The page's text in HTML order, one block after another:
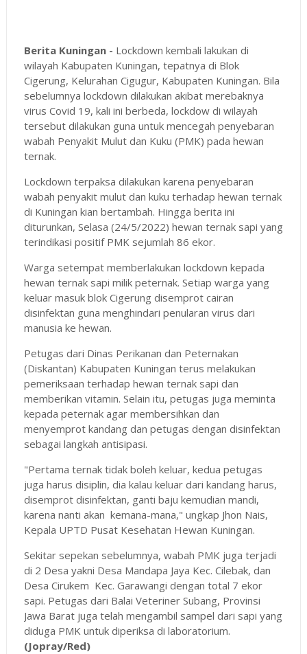
Berita Kuningan - Lockdown kembali lakukan di
wilayah Kabupaten Kuningan, tepatnya di Blok
Cigerung, Kelurahan Cigugur, Kabupaten Kuningan. Bila
sebelumnya lockdown dilakukan akibat merebaknya
virus Covid 19, kali ini berbeda, lockdow di wilayah
tersebut dilakukan guna untuk mencegah penyebaran
wabah Penyakit Mulut dan Kuku (PMK) pada hewan
ternak.
Lockdown terpaksa dilakukan karena penyebaran
wabah penyakit mulut dan kuku terhadap hewan ternak
di Kuningan kian bertambah. Hingga berita ini
diturunkan, Selasa (24/5/2022) hewan ternak sapi yang
terindikasi positif PMK sejumlah 86 ekor.
Warga setempat memberlakukan lockdown kepada
hewan ternak sapi milik peternak. Setiap warga yang
keluar masuk blok Cigerung disemprot cairan
disinfektan guna menghindari penularan virus dari
manusia ke hewan.
Petugas dari Dinas Perikanan dan Peternakan
(Diskantan) Kabupaten Kuningan terus melakukan
pemeriksaan terhadap hewan ternak sapi dan
memberikan vitamin. Selain itu, petugas juga meminta
kepada peternak agar membersihkan dan
menyemprot kandang dan petugas dengan disinfektan
sebagai langkah antisipasi.
"Pertama ternak tidak boleh keluar, kedua petugas
juga harus disiplin, dia kalau keluar dari kandang harus,
disemprot disinfektan, ganti baju kemudian mandi,
karena nanti akan kemana-mana," ungkap Jhon Nais,
Kepala UPTD Pusat Kesehatan Hewan Kuningan.
Sekitar sepekan sebelumnya, wabah PMK juga terjadi
di 2 Desa yakni Desa Mandapa Jaya Kec. Cilebak, dan
Desa Cirukem Kec. Garawangi dengan total 7 ekor
sapi. Petugas dari Balai Veteriner Subang, Provinsi
Jawa Barat juga telah mengambil sampel dari sapi yang
diduga PMK untuk diperiksa di laboratorium.
(Jopray/Red)